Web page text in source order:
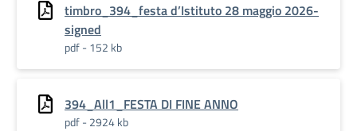
timbro_394_festa d’Istituto 28 maggio 2026-
signed
pdf - 152 kb
394_All1_FESTA DI FINE ANNO
pdf - 2924 kb